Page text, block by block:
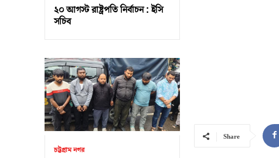
২০ আগস্ট রাষ্ট্রপতি নির্বাচন : ইসি
সচিব
চট্টগ্রাম নগর
Share